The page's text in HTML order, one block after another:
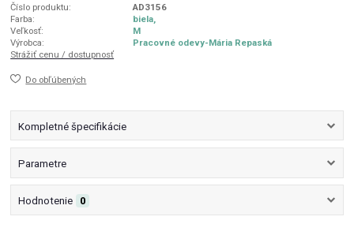
Číslo produktu:
AD3156
Farba:
biela,
Veľkosť:
M
Výrobca:
Pracovné odevy-Mária Repaská
Strážiť cenu / dostupnosť
Do obľúbených
Kompletné špecifikácie
Parametre
Hodnotenie 0